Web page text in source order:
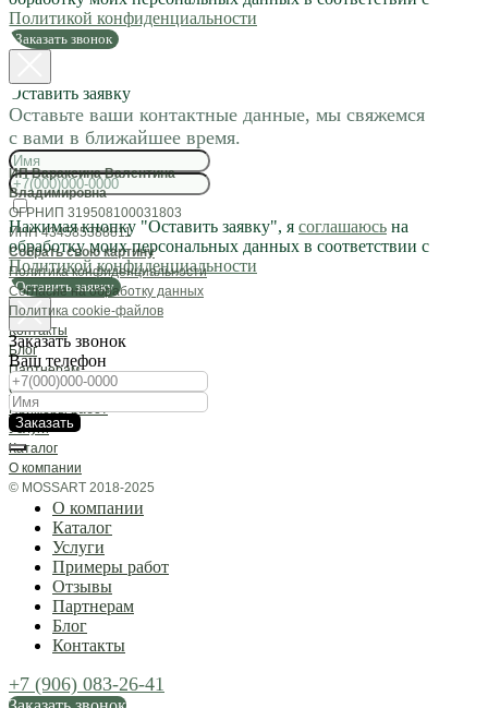
ИП Вараксина Валентина
Владимировна
ОГРНИП 319508100031803
ИНН 434585388811
Собрать свою картину
Политика конфиденциальности
Согласие на обработку данных
Политика cookie-файлов
Контакты
Блог
Партнерам
Отзывы
Примеры работ
Услуги
Каталог
О компании
© MOSSART 2018-2025
Политикой конфиденциальности
Заказать звонок
Оставить заявку
Оставьте ваши контактные данные, мы свяжемся
с вами в ближайшее время.
Нажимая кнопку "Оставить заявку", я соглашаюсь на
обработку моих персональных данных в соответствии с
Политикой конфиденциальности
Оставить заявку
Заказать звонок
Ваш телефон
Заказать
О компании
Каталог
Услуги
Примеры работ
Отзывы
Партнерам
Блог
Контакты
+7 (906) 083-26-41